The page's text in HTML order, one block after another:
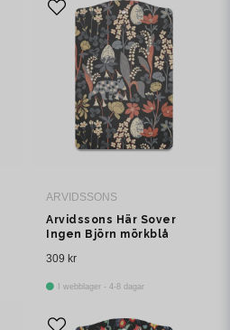
ARVIDSSONS
Arvidssons Här Sover
Ingen Björn mörkblå
309 kr
I webblager - 4-8 dagar